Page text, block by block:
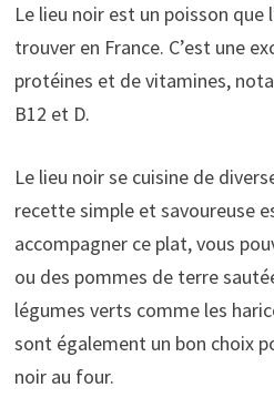
Le lieu noir est un poisson que
trouver en France. C’est une
protéines et de vitamines,
B12 et D.
Le lieu noir se cuisine de
recette simple et savoureuse
accompagner ce plat, vous
ou des pommes de terre
légumes verts comme les
sont également un bon choix
noir au four.